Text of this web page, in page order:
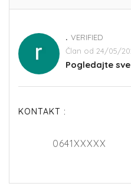
. VERIFIED
Član od 24/05/
Pogledajte
KONTAKT :
0641XXXXX